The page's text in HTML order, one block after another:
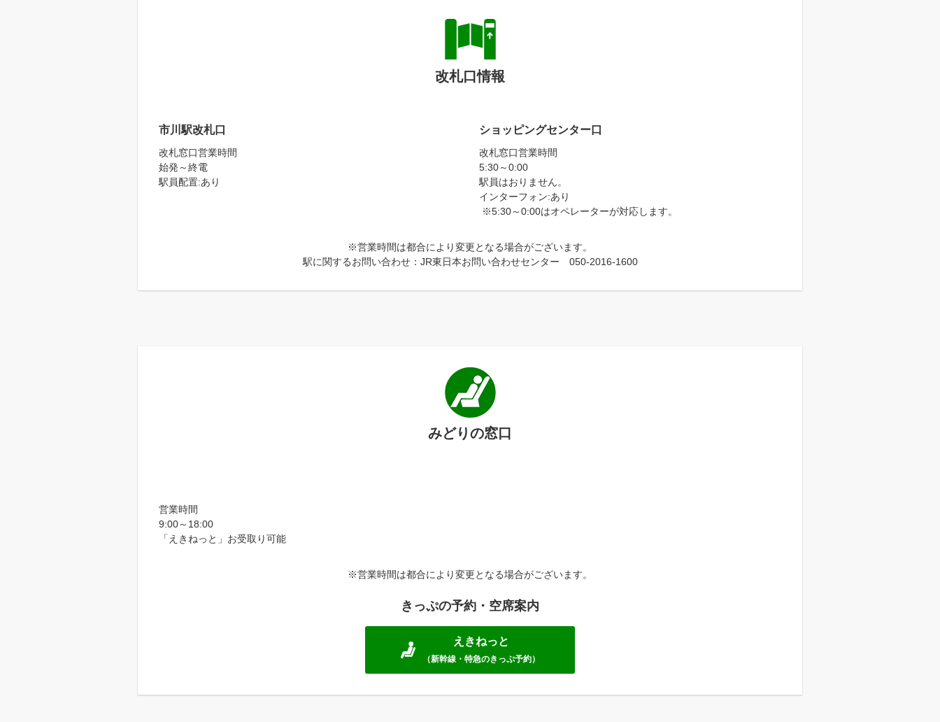
改札口情報
市川駅改札口
改札窓口営業時間
始発～終電
駅員配置:あり
ショッピングセンター口
改札窓口営業時間
5:30～0:00
駅員はおりません。
インターフォン:あり
※5:30～0:00はオペレーターが対応します。
※営業時間は都合により変更となる場合がございます。
駅に関するお問い合わせ：JR東日本お問い合わせセンター 050-2016-1600
みどりの窓口
営業時間
9:00～18:00
「えきねっと」お受取り可能
※営業時間は都合により変更となる場合がございます。
きっぷの予約・空席案内
えきねっと
（新幹線・特急のきっぷ予約）